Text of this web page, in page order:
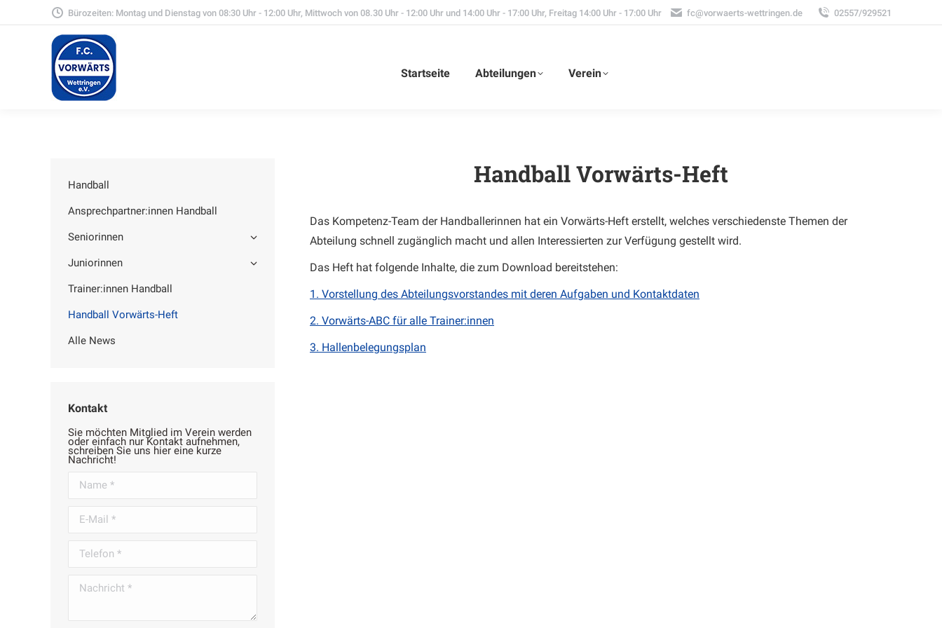
Bürozeiten: Montag und Dienstag von 08:30 Uhr - 12:00 Uhr, Mittwoch von 08.30 Uhr - 12:00 Uhr und 14:00 Uhr - 17:00 Uhr, Freitag 14:00 Uhr - 17:00 Uhr fc@vorwaerts-wettringen.de 02557/929521
Startseite Abteilungen Verein
Handball Vorwärts-Heft
Das Kompetenz-Team der Handballerinnen hat ein Vorwärts-Heft erstellt, welches verschiedenste Themen der
Abteilung schnell zugänglich macht und allen Interessierten zur Verfügung gestellt wird.
Das Heft hat folgende Inhalte, die zum Download bereitstehen:
1. Vorstellung des Abteilungsvorstandes mit deren Aufgaben und Kontaktdaten
2. Vorwärts-ABC für alle Trainer:innen
3. Hallenbelegungsplan
Handball
Ansprechpartner:innen Handball
Seniorinnen
Juniorinnen
Trainer:innen Handball
Handball Vorwärts-Heft
Alle News
Kontakt
Sie möchten Mitglied im Verein werden
oder einfach nur Kontakt aufnehmen,
schreiben Sie uns hier eine kurze
Nachricht!
Name *
E-Mail *
Telefon *
Nachricht *